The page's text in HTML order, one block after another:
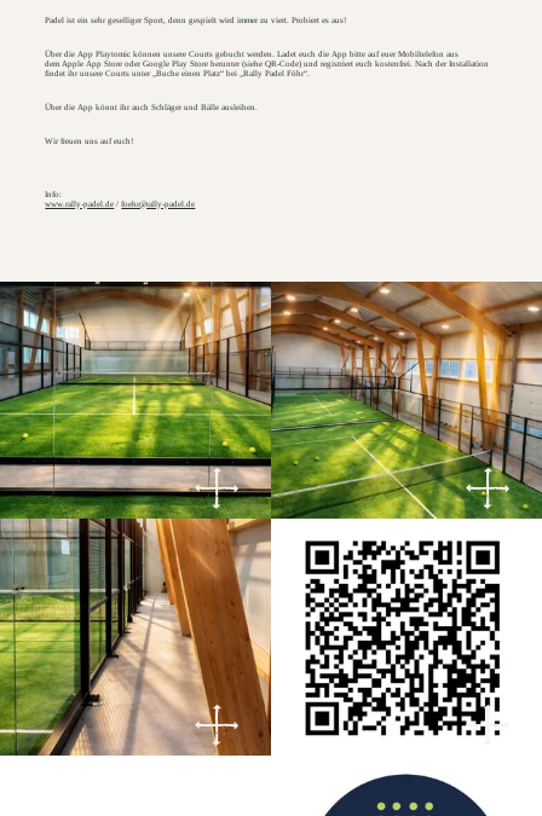
Padel ist ein sehr geselliger Sport, denn gespielt wird immer zu viert. Probiert es aus!
Über die App Playtomic können unsere Courts gebucht werden. Ladet euch die App bitte auf euer Mobiltelefon aus
dem Apple App Store oder Google Play Store herunter (siehe QR-Code) und registriert euch kostenfrei. Nach der Installation
findet ihr unsere Courts unter „Buche einen Platz“ bei „Rally Padel Föhr“.
Über die App könnt ihr auch Schläger und Bälle ausleihen.
Wir freuen uns auf euch!
Info:
www.rally-padel.de /foehr@rally-padel.de